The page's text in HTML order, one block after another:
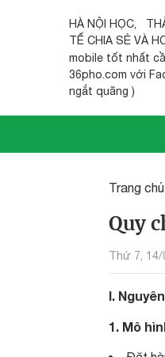
HÀ NỘI HỌC,
TẾ CHIA SẺ VÀ
mobile tốt nhất
36pho.com với
ngắt quãng )
Trang chủ
Quy
Thứ 7, 14/
I.
1. Mô